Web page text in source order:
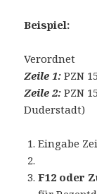
Beispiel:
Verordnet
Zeile 1:PZN
Zeile 2: PZN
Duderstadt)
Eingabe
F12 oder